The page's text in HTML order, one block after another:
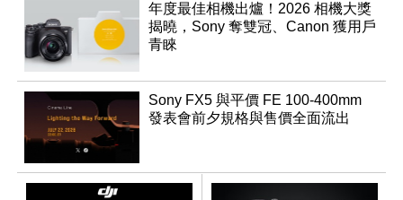
年度最佳相機出爐！2026 相機大獎
揭曉，Sony 奪雙冠、Canon 獲用戶
青睞
Sony FX5 與平價 FE 100-400mm
發表會前夕規格與售價全面流出